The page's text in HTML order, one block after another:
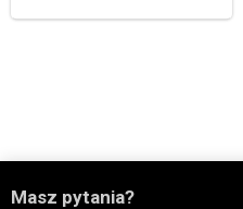
Masz pytania?